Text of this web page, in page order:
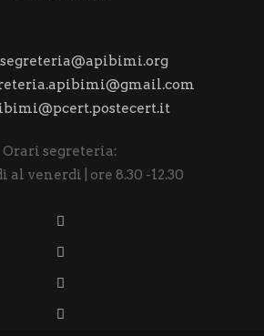
segreteria@apibimi.org
Orari segreteria:
al venerdì | ore 8.30 -12.30